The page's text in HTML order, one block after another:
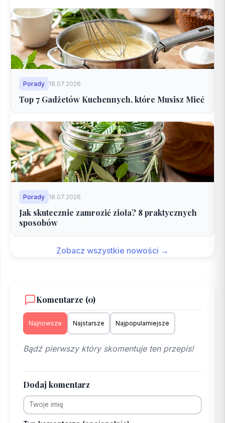
Porady 18.07.2026
Top 7 Gadżetów Kuchennych, które Musisz Mieć
Porady 18.07.2026
Jak skutecznie zamrozić zioła? 8 praktycznych
sposobów
Zobacz wszystkie nowości →
Komentarze (0)
Najnowsze Najstarsze Najpopularniejsze
Bądź pierwszy który skomentuje ten przepis!
Dodaj komentarz